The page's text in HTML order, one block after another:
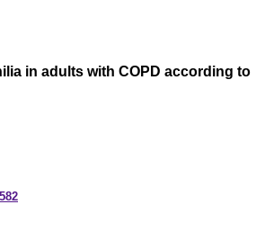
in adults with COPD according to